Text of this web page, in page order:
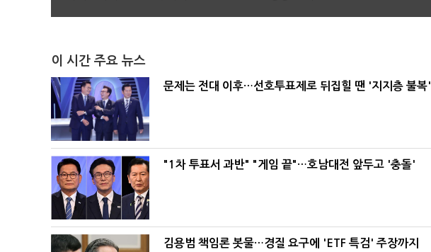
이 시간 주요 뉴스
문제는 전대 이후…선호투표제로 뒤집힐 땐 '지지층 불복'
"1차 투표서 과반" "게임 끝"…호남대전 앞두고 '충돌'
김용범 책임론 봇물…경질 요구에 'ETF 특검' 주장까지